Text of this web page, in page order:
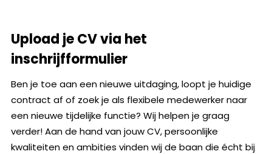
Upload je CV via het
inschrijfformulier
Ben je toe aan een nieuwe uitdaging, loopt je huidige
contract af of zoek je als flexibele medewerker naar
een nieuwe tijdelijke functie? Wij helpen je graag
verder! Aan de hand van jouw CV, persoonlijke
kwaliteiten en ambities vinden wij de baan die écht bij